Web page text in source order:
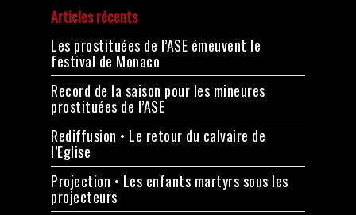
Articles récents
Les prostituées de l’ASE émeuvent le
festival de Monaco
Record de la saison pour les mineures
prostituées de l’ASE
Rediffusion • Le retour du calvaire de
l’Eglise
Projection • Les enfants martyrs sous les
projecteurs